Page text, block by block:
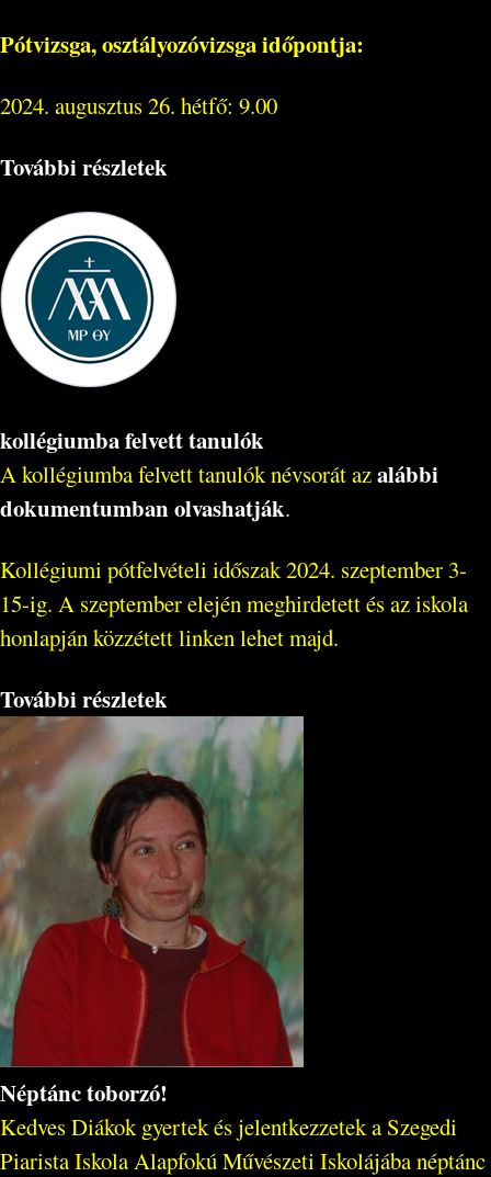
Pótvizsga, osztályozóvizsga időpontja:
2024. augusztus 26. hétfő: 9.00
További részletek
kollégiumba felvett tanulók
A kollégiumba felvett tanulók névsorát azalábbi
dokumentumban olvashatják.
Kollégiumi pótfelvételi időszak 2024. szeptember 3-
15-ig. A szeptember elején meghirdetett és az iskola
honlapján közzétett linken lehet majd.
További részletek
Néptánc toborzó!
Kedves Diákok gyertek és jelentkezzetek a Szegedi
Piarista Iskola Alapfokú Művészeti Iskolájába néptánc